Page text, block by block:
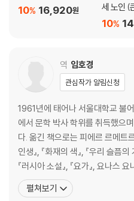
16,920원
10%
세 노인 (
10%
역 임호경
관심작가 알림신청
1961년에 태어나 서울대학교 불
에서 문학 박사 학위를 취득했으
다. 옮긴 책으로는 피에르 르메트
인생』, 『화재의 색』, 『우리 슬픔
『러시아 소설』, 『요가』, 요나스
둘』, 『셈을 할 줄 아는 까막눈이
인』, 베르나르 베르베르의 『신』(
펼쳐보기